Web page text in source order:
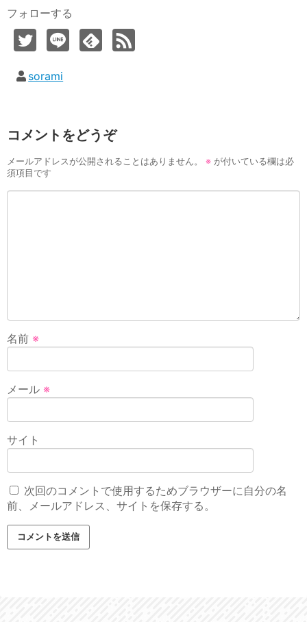
フォローする
sorami
コメントをどうぞ
メールアドレスが公開されることはありません。 ※ が付いている欄は必
須項目です
名前 ※
メール ※
サイト
次回のコメントで使用するためブラウザーに自分の名
前、メールアドレス、サイトを保存する。